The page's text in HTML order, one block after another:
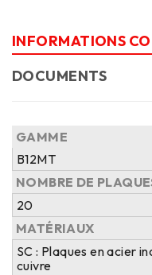
INFORMATIONS
DOCUMENTS
GAMME
B12MT
NOMBRE DE
20
MATÉRIAUX
SC : Plaques en acier
cuivre